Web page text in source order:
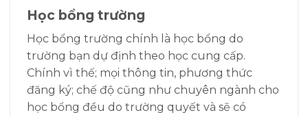
Học bổng trường
Học bổng trường chính là học bổng do
trường bạn dự định theo học cung cấp.
Chính vì thế; mọi thông tin, phương thức
đăng ký; chế độ cũng như chuyên ngành cho
học bổng đều do trường quyết và sẽ có